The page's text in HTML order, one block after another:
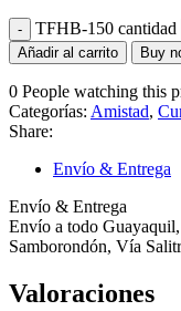
TFHB-150 cantidad
Añadir al carrito Buy
0 People watching this
Categorías: Amistad,
Share:
Envío & Entrega
Envío & Entrega
Envío a todo
Samborondón, Vía
Valoraciones